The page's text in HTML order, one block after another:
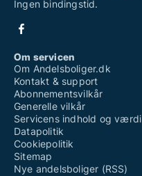
Ingen bindingstid.
Om servicen
Om Andelsboliger.dk
Kontakt & support
Abonnementsvilkår
Generelle vilkår
Servicens indhold og værdi
Datapolitik
Cookiepolitik
Sitemap
Nye andelsboliger (RSS)